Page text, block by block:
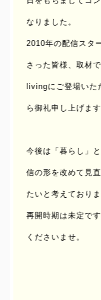
なりました。
2010年の配信スタ
さった皆様、取材
livingにご登場いた
ら御礼申し上げます
今後は「暮らし」
信の形を改めて見直
たいと考えておりま
再開時期は未定で
くださいませ。
UPDATE : 2014/
植物と人間の